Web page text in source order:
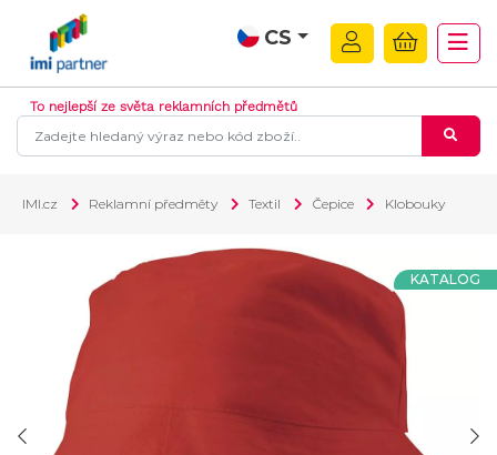
CS
To nejlepší ze světa reklamních předmětů
IMI.cz Reklamní předměty Textil Čepice Klobouky
KATALOG